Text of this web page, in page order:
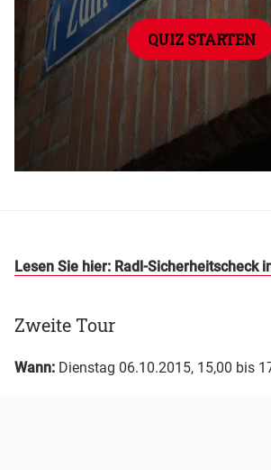
Lesen Sie hier: Radl-Sicherheitscheck
Zweite Tour
Wann: Dienstag 06.10.2015, 15,00 bis